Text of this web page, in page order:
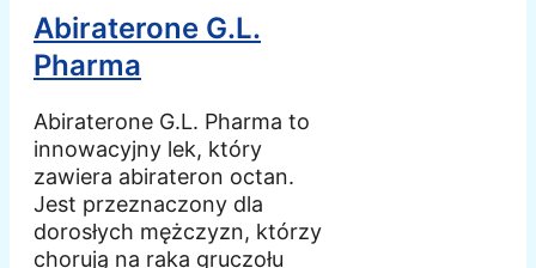
Abiraterone G.L.
Pharma
Abiraterone G.L. Pharma to
innowacyjny lek, który
zawiera abirateron octan.
Jest przeznaczony dla
dorosłych mężczyzn, którzy
chorują na raka gruczołu